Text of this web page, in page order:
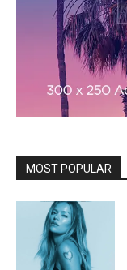
MOST POPULAR